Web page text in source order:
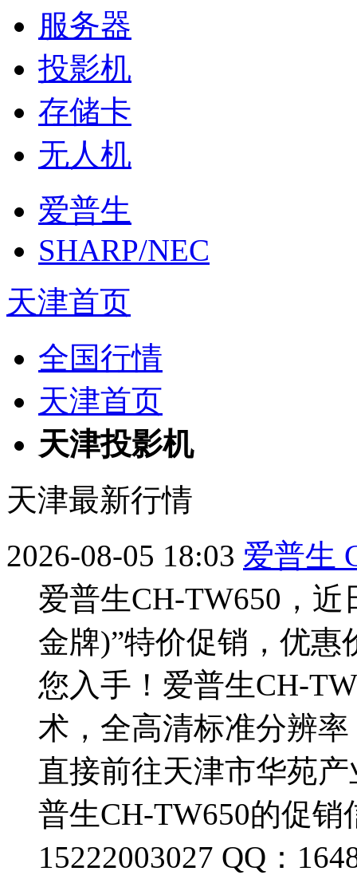
服务器
投影机
存储卡
无人机
爱普生
SHARP/NEC
天津首页
全国行情
天津首页
天津投影机
天津最新行情
2026-08-05 18:03 爱普生
爱普生CH-TW650，
金牌)”特价促销，优惠
您入手！爱普生CH-
术，全高清标准分辨
直接前往天津市华苑
普生CH-TW650的促
15222003027 QQ：